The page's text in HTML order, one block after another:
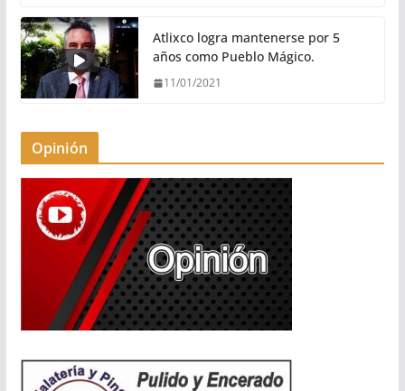
Atlixco logra mantenerse por 5
años como Pueblo Mágico.
11/01/2021
Opinión